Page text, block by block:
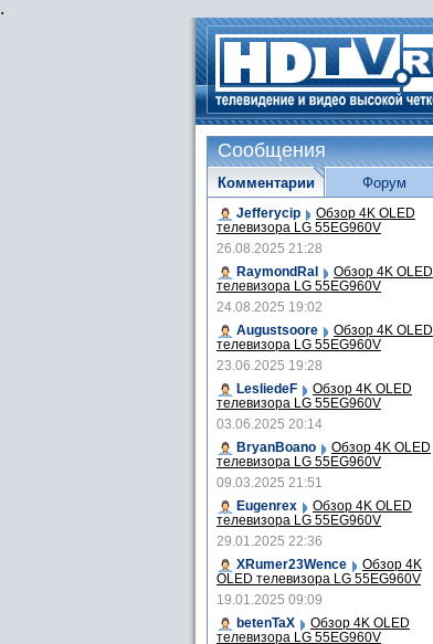
.
Сообщения
Комментарии
Jefferycip Обзор 4K OLED
телевизора LG 55EG960V
26.08.2025 21:28
RaymondRal
Обзор 4K OLED
телевизора LG 55EG960V
24.08.2025 19:02
Augustsoore
Обзор 4K OLED
телевизора LG 55EG960V
23.06.2025 19:28
LesliedeF
Обзор 4K OLED
телевизора LG 55EG960V
03.06.2025 20:14
BryanBoano
Обзор 4K OLED
телевизора LG 55EG960V
09.03.2025 21:51
Eugenrex
Обзор 4K OLED
телевизора LG 55EG960V
29.01.2025 22:36
XRumer23Wence
Обзор 4K
OLED телевизора LG 55EG960V
19.01.2025 09:09
betenTaX
Обзор 4K OLED
телевизора LG 55EG960V
Форум